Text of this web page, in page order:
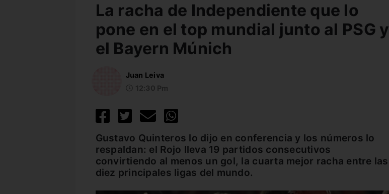
La racha de Independiente que lo
pone en el top mundial junto al PSG y
el Bayern Múnich
Juan Leiva
Gustavo Quinteros lo dijo en conferencia y los números lo
respaldan: el Rojo lleva 19 partidos consecutivos
convirtiendo al menos un gol, la cuarta mejor racha entre las
diez principales ligas del mundo.